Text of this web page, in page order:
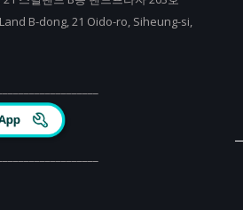
B-dong, 21 Oido-ro, Siheung-si,